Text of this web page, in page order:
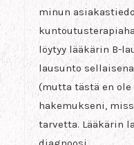
minun
löytyy lääkärin B-
lausunto
(mutta tästä en ole
hakemukseni,
tarvetta. Lääkärin